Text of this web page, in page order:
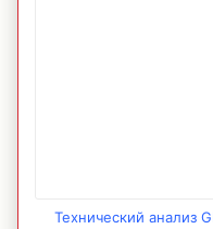
Технический анализ